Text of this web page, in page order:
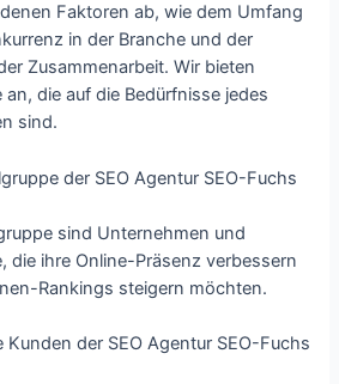
Faktoren ab, wie dem Umfang
in der Branche und der
Zusammenarbeit. Wir bieten
die auf die Bedürfnisse jedes
sind.
der SEO Agentur SEO-Fuchs
sind Unternehmen und
die ihre Online-Präsenz verbessern
Rankings steigern möchten.
Kunden der SEO Agentur SEO-Fuchs